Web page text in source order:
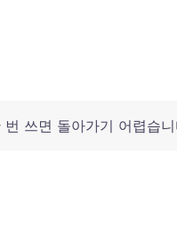
쓰면 돌아가기 어렵습